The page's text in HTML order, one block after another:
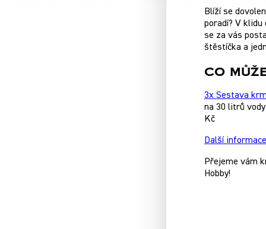
Blíží se
poradí? V klidu
se za vás
štěstíčka a
Co
3x Sestava
na 30 litrů
Kč
Další
Přejeme vám
Hobby!